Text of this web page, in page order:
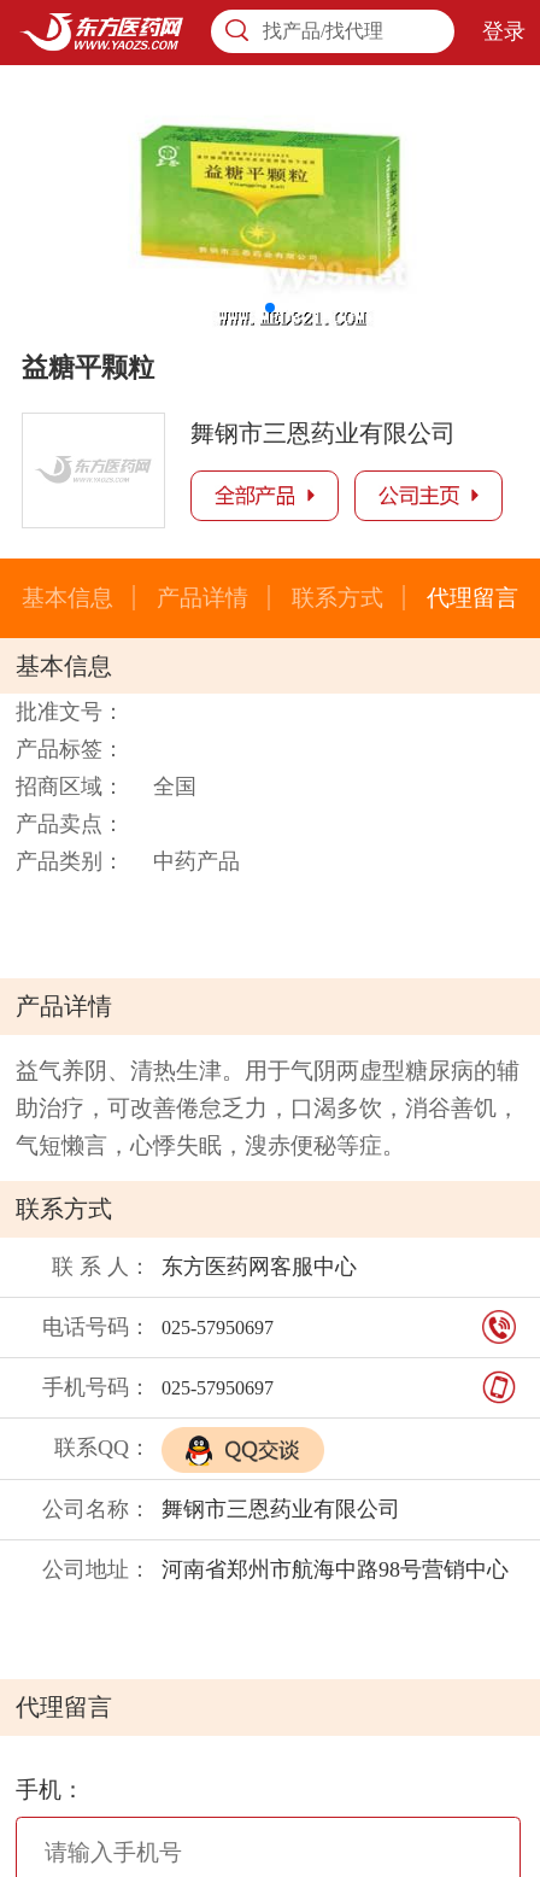
找产品/找代理 登录
益糖平颗粒
舞钢市三恩药业有限公司
基本信息 产品详情 联系方式 代理留言
基本信息
批准文号：
产品标签：
招商区域：
全国
产品卖点：
产品类别：
中药产品
产品详情
益气养阴、清热生津。用于气阴两虚型糖尿病的辅
助治疗，可改善倦怠乏力，口渴多饮，消谷善饥，
气短懒言，心悸失眠，溲赤便秘等症。
联系方式
联 系 人： 东方医药网客服中心
电话号码： 025-57950697
手机号码： 025-57950697
联系QQ：
公司名称： 舞钢市三恩药业有限公司
公司地址： 河南省郑州市航海中路98号营销中心
代理留言
手机：